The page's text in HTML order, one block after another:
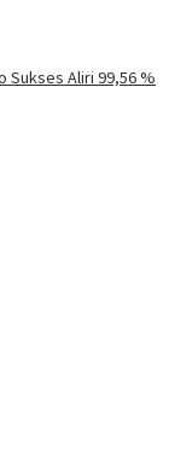
Sukses Aliri 99,56 %